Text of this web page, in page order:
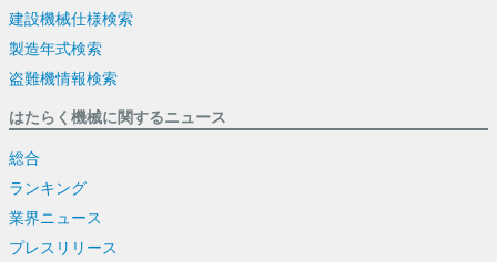
建設機械仕様検索
製造年式検索
盗難機情報検索
はたらく機械に関するニュース
総合
ランキング
業界ニュース
プレスリリース